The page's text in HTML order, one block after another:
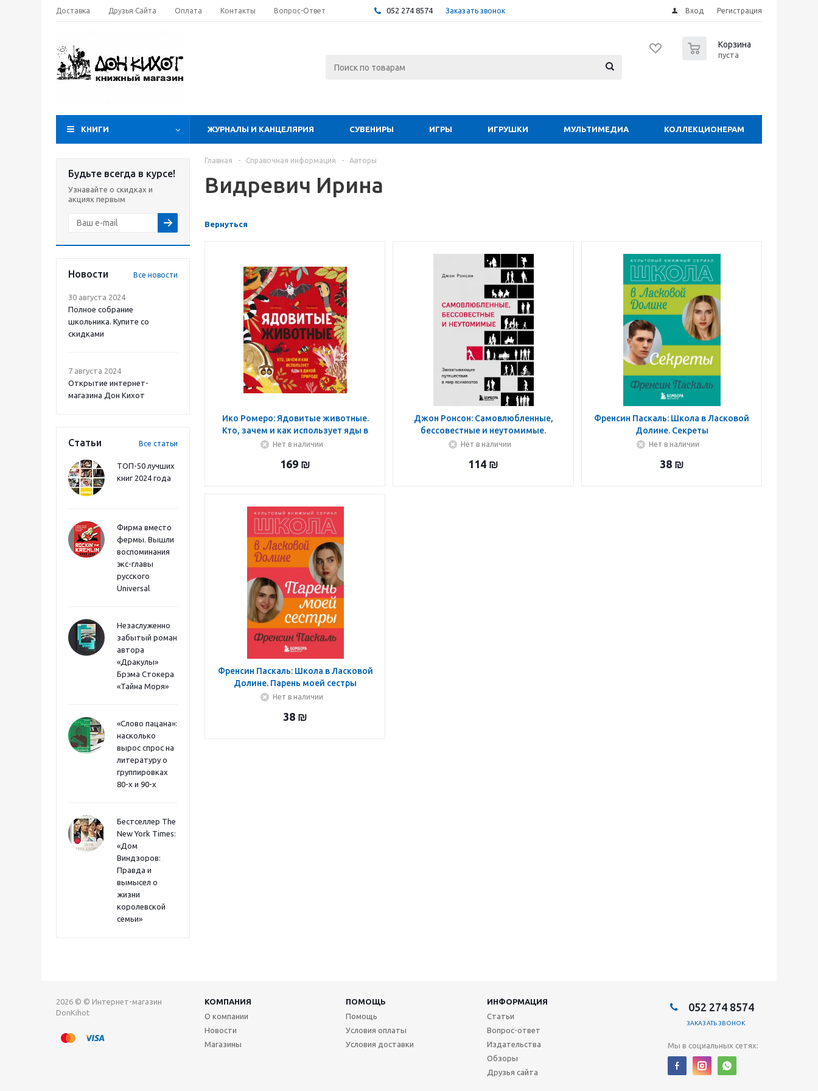
Доставка Друзья Сайта Оплата Контакты Вопрос-Ответ 052 274 8574 Заказать звонок Вход Регистрация
Корзина
пуста
КНИГИ ЖУРНАЛЫ И КАНЦЕЛЯРИЯ СУВЕНИРЫ ИГРЫ ИГРУШКИ МУЛЬТИМЕДИА КОЛЛЕКЦИОНЕРАМ
Будьте всегда в курсе!
Узнавайте о скидках и
акциях первым
Новости Все новости
30 августа 2024
Полное собрание
школьника. Купите со
скидками
7 августа 2024
Открытие интернет-
магазина Дон Кихот
Статьи Все статьи
ТОП-50 лучших
книг 2024 года
Фирма вместо
фермы. Вышли
воспоминания
экс-главы
русского
Universal
Незаслуженно
забытый роман
автора
«Дракулы»
Брэма Стокера
«Тайна Моря»
«Слово пацана»:
насколько
вырос спрос на
литературу о
группировках
80-х и 90-х
Бестселлер The
New York Times:
«Дом
Виндзоров:
Правда и
вымысел о
жизни
королевской
семьи»
Главная - Справочная информация - Авторы
Видревич Ирина
Вернуться
Ико Ромеро: Ядовитые животные.
Кто, зачем и как использует яды в
дикой природе
Нет в наличии
169 ₪
Джон Ронсон: Самовлюбленные,
бессовестные и неутомимые.
Захватывающие путешествие в мир
Нет в наличии
114 ₪
Френсин Паскаль: Школа в Ласковой
Долине. Секреты
Нет в наличии
38₪
Френсин Паскаль: Школа в Ласковой
Долине. Парень моей сестры
Нет в наличии
38 ₪
2026 © © Интернет-магазин
DonKihot
КОМПАНИЯ ПОМОЩЬ
ИНФОРМАЦИЯ
О компании
Новости
Магазины
Помощь
Условия оплаты
Условия доставки
Статьи
Вопрос-ответ
Издательства
Обзоры
Друзья сайта
052 274 8574
ЗАКАЗАТЬ ЗВОНОК
Мы в социальных сетях: